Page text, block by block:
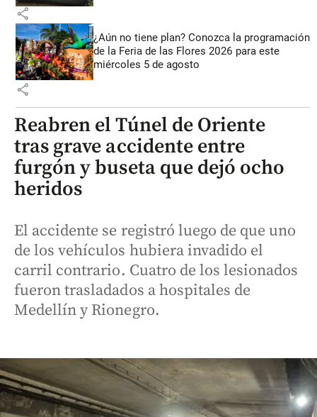
share
¿Aún no tiene plan? Conozca la programación
de la Feria de las Flores 2026 para este
miércoles 5 de agosto
share
Reabren el Túnel de Oriente
tras grave accidente entre
furgón y buseta que dejó ocho
heridos
El accidente se registró luego de que uno
de los vehículos hubiera invadido el
carril contrario. Cuatro de los lesionados
fueron trasladados a hospitales de
Medellín y Rionegro.